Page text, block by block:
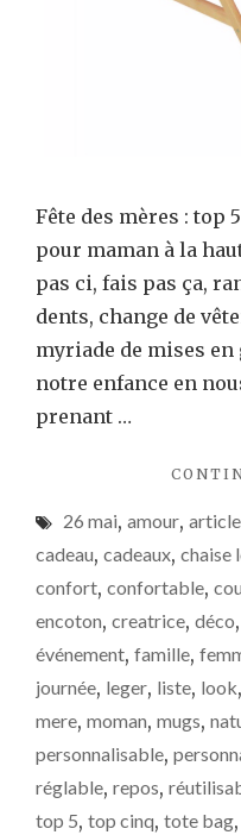
Fête des mères : top
pour maman à la
pas ci, fais pas ça,
dents, change de
myriade de mises
notre enfance en
prenant …
26 mai, amour,
cadeau, cadeaux, chaise
confort, confortable,
encoton, creatrice, déco,
événement, famille,
journée, leger, liste, look,
mere, moman, mugs,
personnalisable,
réglable, repos,
top 5, top cinq, tote bag,